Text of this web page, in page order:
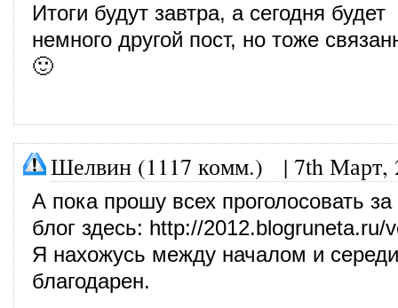
Итоги будут завтра, а сегодня будет
немного другой пост, но тоже
🙂
Шелвин (1117 комм.) | 7th Март,
А пока прошу всех проголосовать
блог здесь: http://2012.blogruneta.ru/
Я нахожусь между началом и
благодарен.